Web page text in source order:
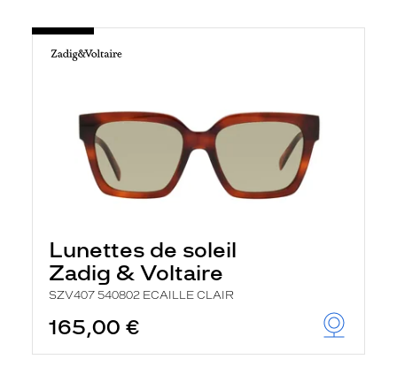
Lunettes de soleil
Zadig & Voltaire
SZV407 540802 ECAILLE CLAIR
165,00 €